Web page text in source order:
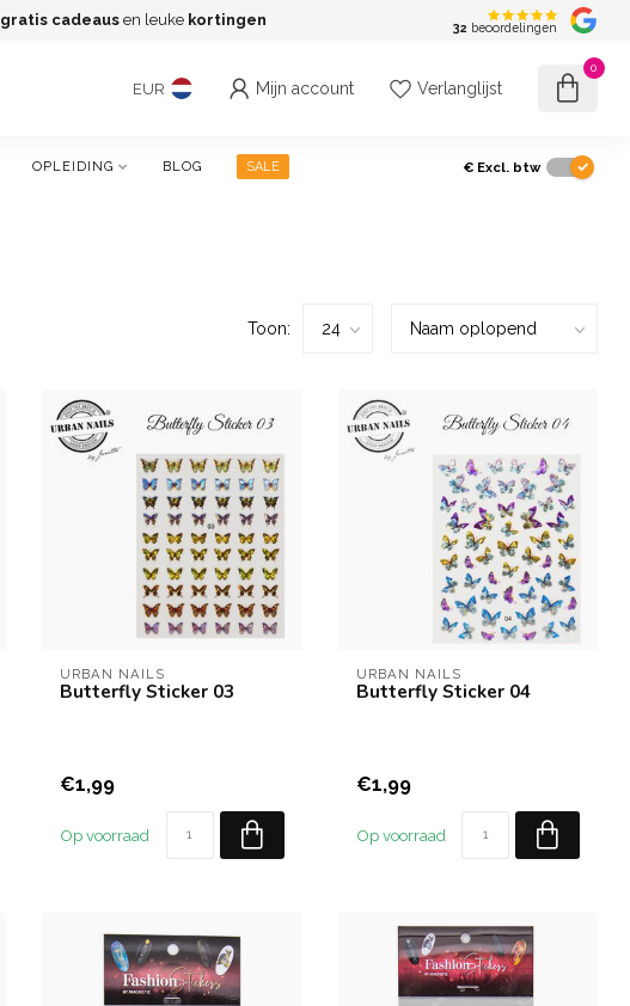
gratis cadeaus en leuke kortingen 32 beoordelingen
EUR Mijn account Verlanglijst
0
OPLEIDING BLOG SALE € Excl. btw
Toon:
URBAN NAILS
Butterfly Sticker 03
€1,99
Op voorraad
URBAN NAILS
Butterfly Sticker 04
€1,99
Op voorraad